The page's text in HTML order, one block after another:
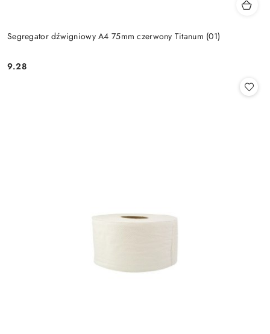
Segregator dźwigniowy A4 75mm czerwony Titanum (01)
Cena:
9.28